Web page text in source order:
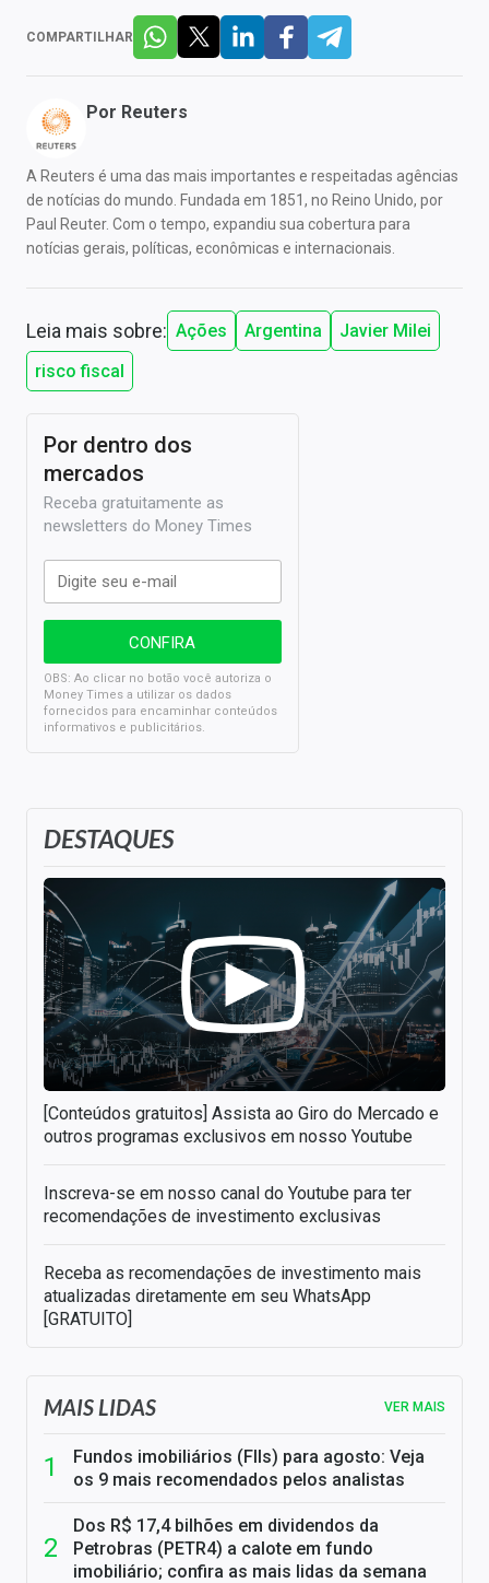
COMPARTILHAR
Por Reuters
A Reuters é uma das mais importantes e respeitadas agências
de notícias do mundo. Fundada em 1851, no Reino Unido, por
Paul Reuter. Com o tempo, expandiu sua cobertura para
notícias gerais, políticas, econômicas e internacionais.
Leia mais sobre: Ações Argentina
Javier Milei
risco fiscal
DESTAQUES
[Conteúdos gratuitos] Assista ao Giro do Mercado e
outros programas exclusivos em nosso Youtube
Inscreva-se em nosso canal do Youtube para ter
recomendações de investimento exclusivas
Receba as recomendações de investimento mais
atualizadas diretamente em seu WhatsApp
[GRATUITO]
Por dentro dos
mercados
Receba gratuitamente as
newsletters do Money Times
OBS: Ao clicar no botão você autoriza o
Money Times a utilizar os dados
fornecidos para encaminhar conteúdos
informativos e publicitários.
MAIS LIDAS VER MAIS
Fundos imobiliários (FIIs) para agosto: Veja
os 9 mais recomendados pelos analistas
Dos R$ 17,4 bilhões em dividendos da
Petrobras (PETR4) a calote em fundo
imobiliário; confira as mais lidas da semana